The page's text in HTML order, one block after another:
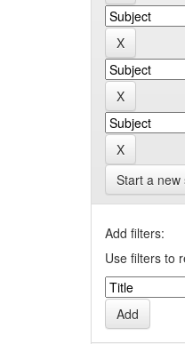
Start a new
Add filters:
Use filters to